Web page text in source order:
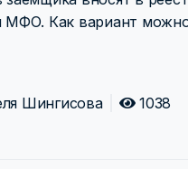
МФО. Как вариант
Шингисова 1038